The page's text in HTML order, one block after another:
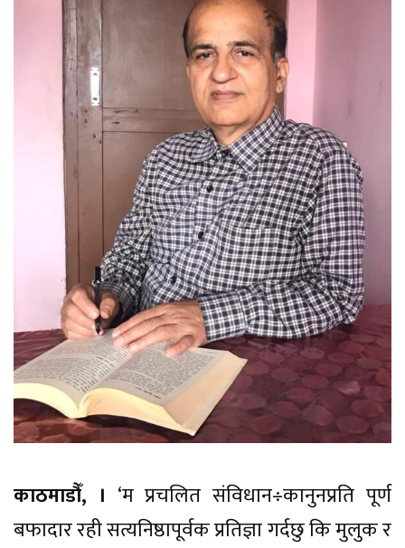
काठमाडौँ, । ‘म प्रचलित संविधान÷कानुनप्रति पूर्ण
बफादार रही सत्यनिष्ठापूर्वक प्रतिज्ञा गर्दछु कि मुलुक र